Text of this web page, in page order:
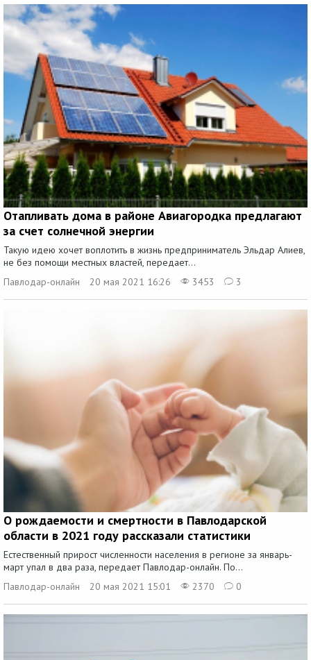
Отапливать дома в районе Авиагородка предлагают
за счет солнечной энергии
Такую идею хочет воплотить в жизнь предприниматель Эльдар Алиев,
не без помощи местных властей, передает...
Павлодар-онлайн
20 мая 2021 16:26 3453 3
О рождаемости и смертности в Павлодарской
области в 2021 году рассказали статистики
Естественный прирост численности населения в регионе за январь-
март упал в два раза, передает Павлодар-онлайн. По...
Павлодар-онлайн
20 мая 2021 15:01 2370 0